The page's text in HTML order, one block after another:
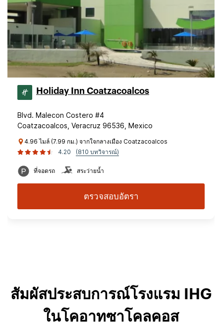
Holiday Inn Coatzacoalcos
Blvd. Malecon Costero #4
Coatzacoalcos, Veracruz 96536, Mexico
4.96 ไมล์ (7.99 กม.) จากใจกลางเมือง Coatzacoalcos
4.20
(810 บทวิจารณ์)
ที่จอดรถ สระว่ายน้ำ
ตรวจสอบอัตรา
สัมผัสประสบการณ์โรงแรม IHG
ในโคอาทซาโคลคอส